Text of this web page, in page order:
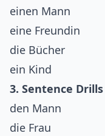
einen Mann
eine Freundin
die Bücher
ein Kind
3. Sentence Drills
den Mann
die Frau